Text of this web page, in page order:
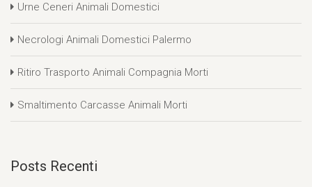
Urne Ceneri Animali Domestici
Necrologi Animali Domestici Palermo
Ritiro Trasporto Animali Compagnia Morti
Smaltimento Carcasse Animali Morti
Posts Recenti